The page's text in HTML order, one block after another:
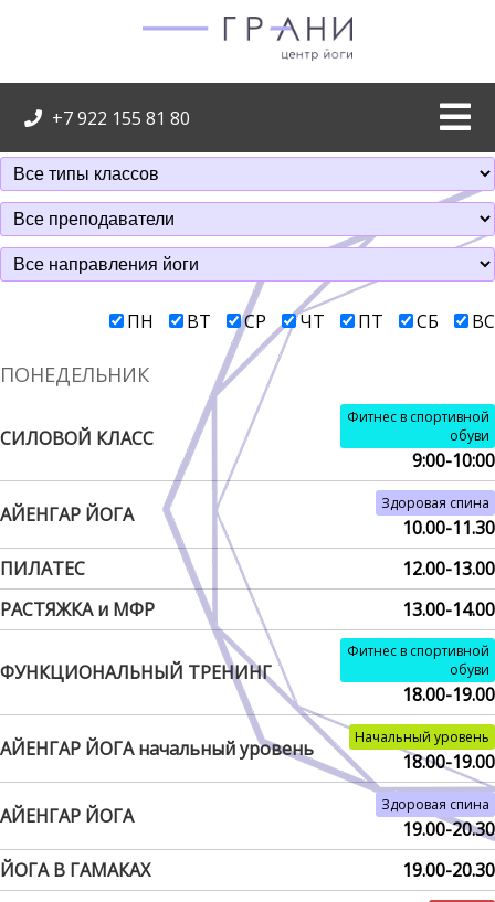
+7 922 155 81 80
ПН ВТ СР ЧТ ПТ СБ ВС
ПОНЕДЕЛЬНИК
СИЛОВОЙ КЛАСС
Фитнес в спортивной
обуви
9:00-10:00
АЙЕНГАР ЙОГА Здоровая спина
10.00-11.30
ПИЛАТЕС
12.00-13.00
РАСТЯЖКА и МФР
13.00-14.00
ФУНКЦИОНАЛЬНЫЙ ТРЕНИНГ
Фитнес в спортивной
обуви
18.00-19.00
АЙЕНГАР ЙОГА начальный уровень Начальный уровень
18.00-19.00
АЙЕНГАР ЙОГА Здоровая спина
19.00-20.30
ЙОГА В ГАМАКАХ
19.00-20.30